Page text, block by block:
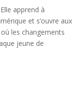
apprend à
et s’ouvre aux
les changements
jeune de